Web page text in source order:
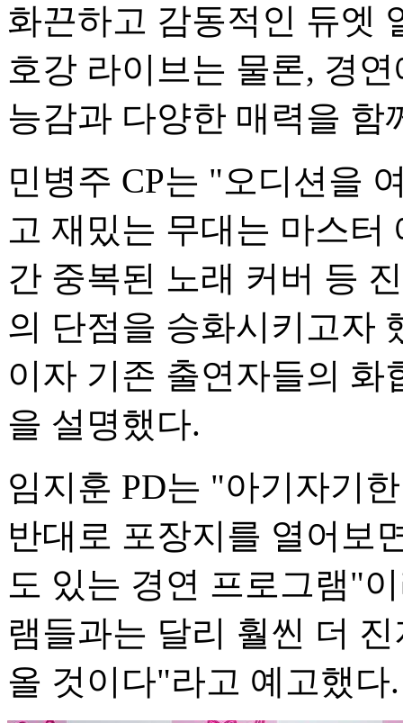
화끈하고 감동적인 듀엣
호강 라이브는 물론, 경
능감과 다양한 매력을 함
민병주 CP는 "오디션을
고 재밌는 무대는 마스
간 중복된 노래 커버 등
의 단점을 승화시키고자
이자 기존 출연자들의
을 설명했다.
임지훈 PD는 "아기자기
반대로 포장지를 열어보
도 있는 경연 프로그램"
램들과는 달리 훨씬 더
올 것이다"라고 예고했다.